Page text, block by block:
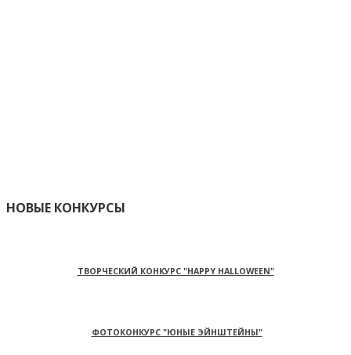
НОВЫЕ КОНКУРСЫ
ТВОРЧЕСКИЙ КОНКУРС "HAPPY HALLOWEEN"
ФОТОКОНКУРС "ЮНЫЕ ЭЙНШТЕЙНЫ"